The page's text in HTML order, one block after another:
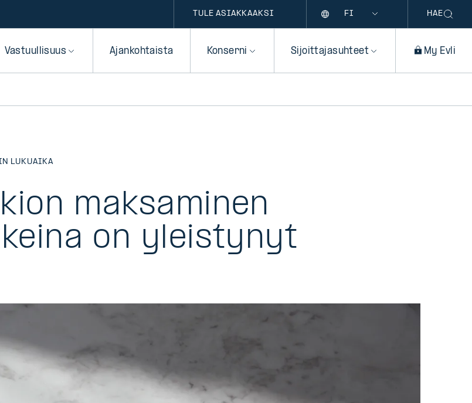
TULE ASIAKKAAKSI HAE
Vastuullisuus Ajankohtaista Konserni Sijoittajasuhteet My Evli
LUKUAIKA
maksaminen
on yleistynyt